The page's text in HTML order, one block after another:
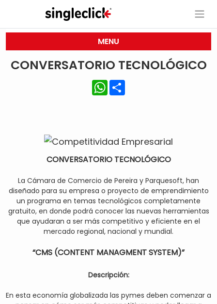
MENU
CONVERSATORIO TECNOLÓGICO
WhatsApp
CONVERSATORIO TECNOLÓGICO
La Cámara de Comercio de Pereira y Parquesoft, han
diseñado para su empresa o proyecto de emprendimiento
un programa en temas tecnológicos completamente
gratuito, en donde podrá conocer las nuevas herramientas
que ayudaran a ser más competitivo y eficiente en el
mercado regional, nacional y mundial.
“CMS (CONTENT MANAGMENT SYSTEM)”
Descripción:
En esta economía globalizada las pymes deben comenzar a